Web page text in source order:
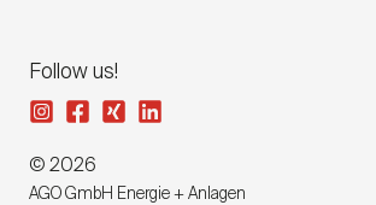
Follow us!
© 2026
AGO GmbH Energie + Anlagen